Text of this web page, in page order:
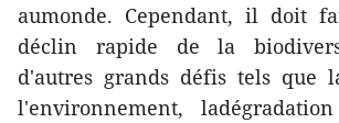
aumonde. Cependant, il doit
déclin rapide de la
d'autres grands défis tels que
l'environnement,